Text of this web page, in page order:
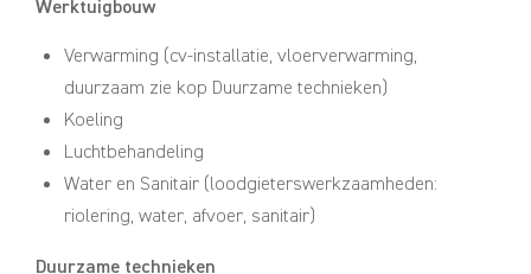
Werktuigbouw
Verwarming (cv-installatie, vloerverwarming,
duurzaam zie kop Duurzame technieken)
Koeling
Luchtbehandeling
Water en Sanitair (loodgieterswerkzaamheden:
riolering, water, afvoer, sanitair)
Duurzame technieken